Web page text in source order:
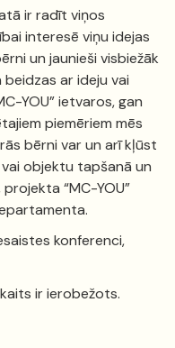
ir radīt viņos
interesē viņu idejas
un jaunieši visbiežāk
ar ideju vai
YOU” ietvaros, gan
piemēriem mēs
bērni var un arī kļūst
objektu tapšanā un
“MC-YOU”
konferenci,
ir ierobežots.